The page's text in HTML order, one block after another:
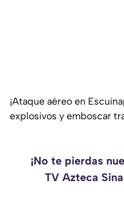
¡Ataque aéreo en
explosivos y emboscar
¡No te pierdas
TV Azteca